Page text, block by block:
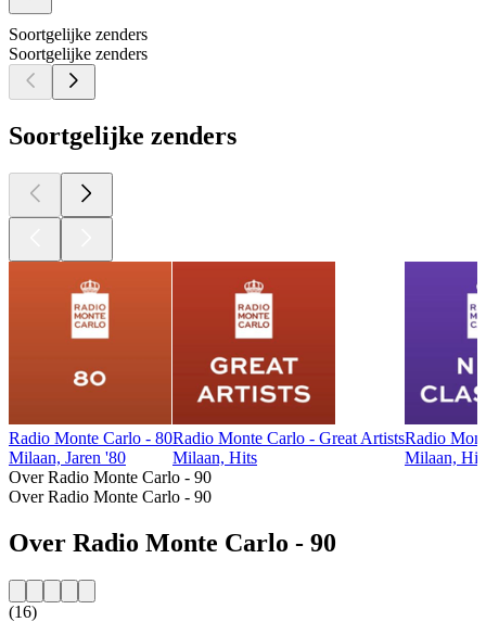
Soortgelijke zenders
Soortgelijke zenders
Soortgelijke zenders
Radio Monte Carlo - 80
Milaan, Jaren '80
Radio Monte Carlo - Great Artists
Milaan, Hits
Radio
Milaan,
Over Radio Monte Carlo - 90
Over Radio Monte Carlo - 90
Over Radio Monte Carlo - 90
(16)